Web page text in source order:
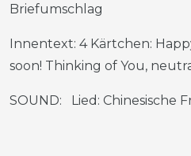
Briefumschlag
Innentext: 4 Kärtchen:
soon! Thinking of You,
SOUND: Lied: Chinesische